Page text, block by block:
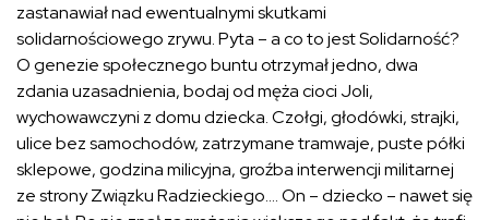
zastanawiał nad ewentualnymi skutkami
solidarnościowego zrywu. Pyta – a co to jest Solidarność?
O genezie społecznego buntu otrzymał jedno, dwa
zdania uzasadnienia, bodaj od męża cioci Joli,
wychowawczyni z domu dziecka. Czołgi, głodówki, strajki,
ulice bez samochodów, zatrzymane tramwaje, puste półki
sklepowe, godzina milicyjna, groźba interwencji militarnej
ze strony Związku Radzieckiego…. On – dziecko – nawet się